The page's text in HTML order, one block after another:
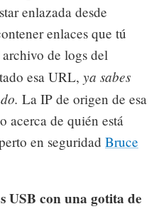
enlazada desde
enlaces que tú
de logs del
esa URL, ya sabes
La IP de origen de esa
acerca de quién está
en seguridad Bruce
USB con una gotita de